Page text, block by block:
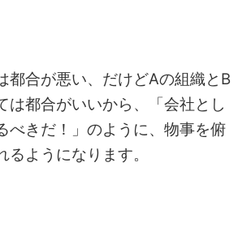
都合が悪い、だけどAの組織とB
は都合がいいから、「会社とし
べきだ！」のように、物事を俯
るようになります。